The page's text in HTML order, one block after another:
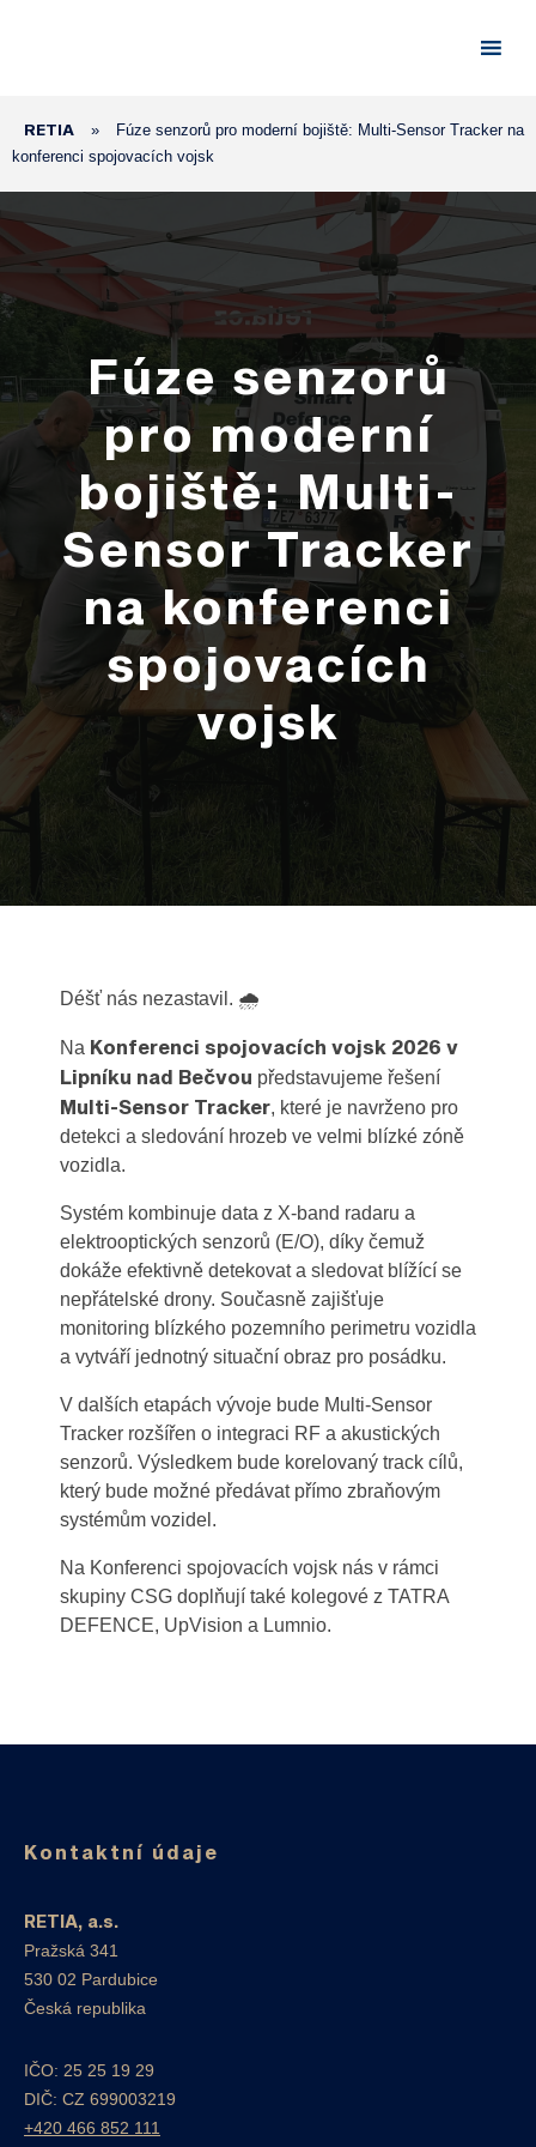
RETIA »
Fúze senzorů pro moderní bojiště: Multi-Sensor Tracker na
konferenci spojovacích vojsk
Fúze senzorů
pro moderní
bojiště: Multi-
Sensor Tracker
na konferenci
spojovacích
vojsk
Déšť nás nezastavil. 🌧️
Na Konferenci spojovacích vojsk 2026 v
Lipníku nad Bečvou představujeme řešení
Multi-Sensor Tracker, které je navrženo pro
detekci a sledování hrozeb ve velmi blízké zóně
vozidla.
Systém kombinuje data z X-band radaru a
elektrooptických senzorů (E/O), díky čemuž
dokáže efektivně detekovat a sledovat blížící se
nepřátelské drony. Současně zajišťuje
monitoring blízkého pozemního perimetru vozidla
a vytváří jednotný situační obraz pro posádku.
V dalších etapách vývoje bude Multi-Sensor
Tracker rozšířen o integraci RF a akustických
senzorů. Výsledkem bude korelovaný track cílů,
který bude možné předávat přímo zbraňovým
systémům vozidel.
Na Konferenci spojovacích vojsk nás v rámci
skupiny CSG doplňují také kolegové z TATRA
DEFENCE, UpVision a Lumnio.
Kontaktní údaje
RETIA, a.s.
Pražská 341
530 02 Pardubice
Česká republika
IČO: 25 25 19 29
DIČ: CZ 699003219
+420 466 852 111